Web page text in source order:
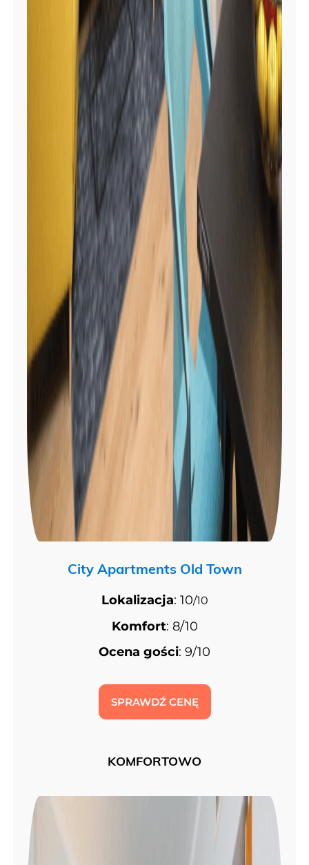
City Apartments Old Town
Lokalizacja: 10/10
Komfort: 8/10
Ocena gości: 9/10
SPRAWDŹ CENĘ
KOMFORTOWO